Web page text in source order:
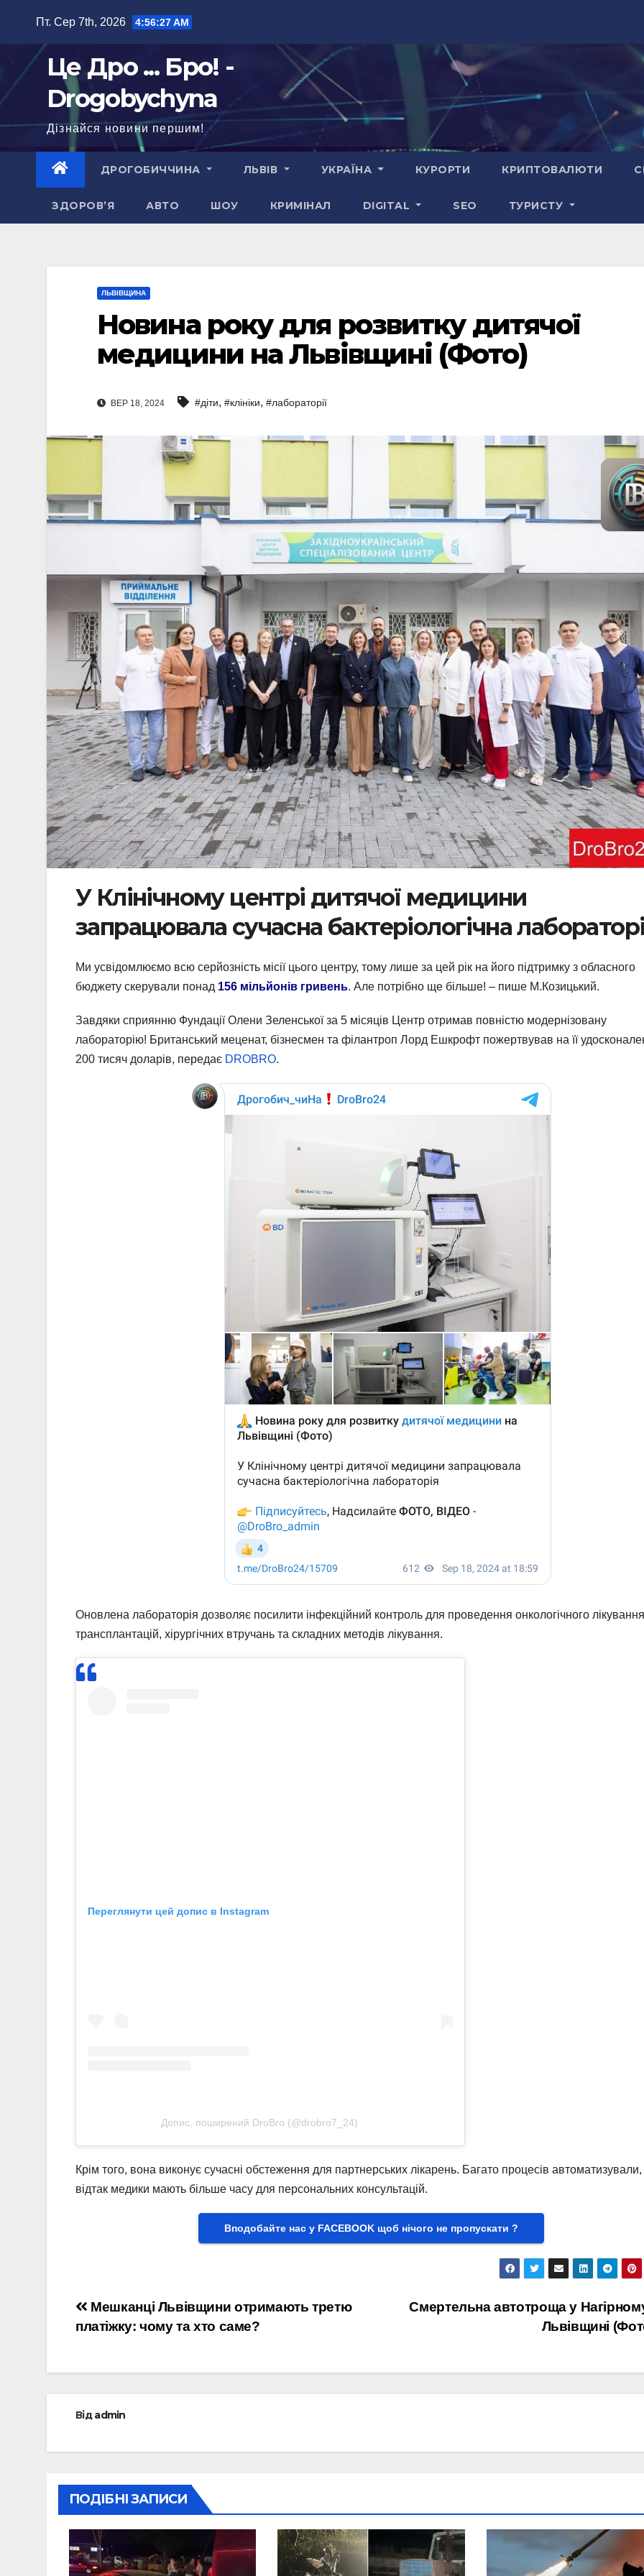
Пт. Сер 7th, 2026 4:56:28 AM
Це Дро ... Бро! -
Drogobychyna
Дізнайся новини першим!
ДРОГОБИЧЧИНА ЛЬВІВ УКРАЇНА КУРОРТИ КРИПТОВАЛЮТИ
ЗДОРОВ’Я АВТО ШОУ КРИМІНАЛ DIGITAL SEO ТУРИСТУ
ЛЬВІВЩИНА
Новина року для розвитку дитячої
медицини на Львівщині (Фото)
ВЕР 18, 2024 #діти, #клініки, #лабораторії
У Клінічному центрі дитячої медицини
запрацювала сучасна бактеріологічна
Ми усвідомлюємо всю серйозність місії цього центру, тому лише за цей рік на його підтримку з обласного
бюджету скерували понад 156 мільйонів гривень. Але потрібно ще більше! – пише М.Козицький.
Завдяки сприянню Фундації Олени Зеленської за 5 місяців Центр отримав повністю модернізовану
лабораторію! Британський меценат, бізнесмен та філантроп Лорд Ешкрофт пожертвував на її
200 тисяч доларів, передає DROBRO.
Оновлена лабораторія дозволяє посилити інфекційний контроль для проведення онкологічного
трансплантацій, хірургічних втручань та складних методів лікування.
Переглянути цей допис в Instagram
Допис, поширений DroBro (@drobro7_24)
Крім того, вона виконує сучасні обстеження для партнерських лікарень. Багато процесів автоматизували,
відтак медики мають більше часу для персональних консультацій.
Вподобайте нас у FACEBOOK щоб нічого не пропускати ?
Навігація
записів
Смертельна автотроща у
Львівщині
Мешканці Львівщини отримають третю
платіжку: чому та хто саме?
Відadmin
ПОДІБНІ ЗАПИСИ